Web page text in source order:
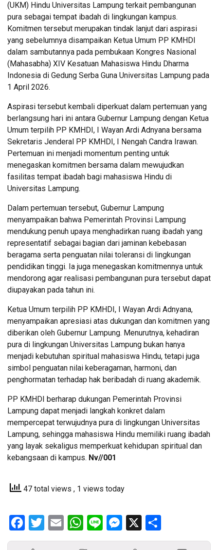
(UKM) Hindu Universitas Lampung terkait pembangunan
pura sebagai tempat ibadah di lingkungan kampus.
Komitmen tersebut merupakan tindak lanjut dari aspirasi
yang sebelumnya disampaikan Ketua Umum PP KMHDI
dalam sambutannya pada pembukaan Kongres Nasional
(Mahasabha) XIV Kesatuan Mahasiswa Hindu Dharma
Indonesia di Gedung Serba Guna Universitas Lampung pada
1 April 2026.
Aspirasi tersebut kembali diperkuat dalam pertemuan yang
berlangsung hari ini antara Gubernur Lampung dengan Ketua
Umum terpilih PP KMHDI, I Wayan Ardi Adnyana bersama
Sekretaris Jenderal PP KMHDI, I Nengah Candra Irawan.
Pertemuan ini menjadi momentum penting untuk
menegaskan komitmen bersama dalam mewujudkan
fasilitas tempat ibadah bagi mahasiswa Hindu di
Universitas Lampung.
Dalam pertemuan tersebut, Gubernur Lampung
menyampaikan bahwa Pemerintah Provinsi Lampung
mendukung penuh upaya menghadirkan ruang ibadah yang
representatif sebagai bagian dari jaminan kebebasan
beragama serta penguatan nilai toleransi di lingkungan
pendidikan tinggi. Ia juga menegaskan komitmennya untuk
mendorong agar realisasi pembangunan pura tersebut dapat
diupayakan pada tahun ini.
Ketua Umum terpilih PP KMHDI, I Wayan Ardi Adnyana,
menyampaikan apresiasi atas dukungan dan komitmen yang
diberikan oleh Gubernur Lampung. Menurutnya, kehadiran
pura di lingkungan Universitas Lampung bukan hanya
menjadi kebutuhan spiritual mahasiswa Hindu, tetapi juga
simbol penguatan nilai keberagaman, harmoni, dan
penghormatan terhadap hak beribadah di ruang akademik.
PP KMHDI berharap dukungan Pemerintah Provinsi
Lampung dapat menjadi langkah konkret dalam
mempercepat terwujudnya pura di lingkungan Universitas
Lampung, sehingga mahasiswa Hindu memiliki ruang ibadah
yang layak sekaligus memperkuat kehidupan spiritual dan
kebangsaan di kampus. Nv//001
47 total views , 1 views today
Facebook
Twitter
EmailWhatsApp
LineMessenger
X